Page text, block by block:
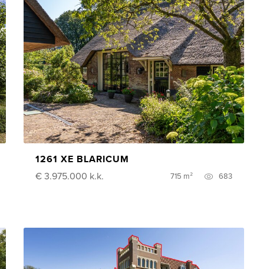
1261 XE BLARICUM
€ 3.975.000 k.k. 715 m² 683